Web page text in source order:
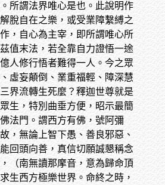
所謂法界唯心是也。此說明作
脫自在之樂，或受業障繫縛之
，自心為主宰，即所謂唯心所
值末法，若全靠自力證悟一途
人修行悟者難得一人。今之眾
虛妄顛倒、業重福輕、障深慧
界流轉生死麼？釋迦世尊就是
生，特別曲垂方便，昭示最簡
法門。謂西方有佛，號阿彌
，無論上智下愚、善良邪惡、
回頭向善，真信切願誠懇稱念
（南無讀那摩音，意為歸命頂
生西方極樂世界。命終之時，